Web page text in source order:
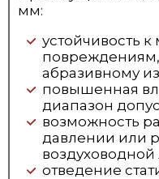
мм:
устойчивость
абразивному
повышенная
диапазон
возможность
давлении или
отведение